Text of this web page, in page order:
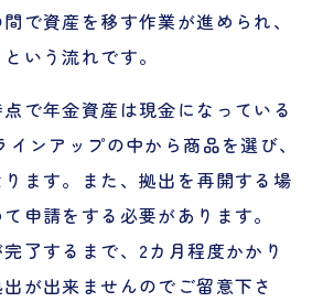
で資産を移す作業が進められ、
いう流れです。
で年金資産は現金になっている
ンアップの中から商品を選び、
ます。また、拠出を再開する場
申請をする必要があります。
了するまで、2カ月程度かかり
が出来ませんのでご留意下さ